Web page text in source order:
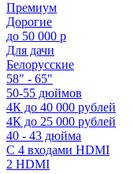
Премиум
Дорогие
до 50 000 р
Для дачи
Белорусские
58" - 65"
50-55 дюймов
4К до 40 000 рублей
4К до 25 000 рублей
40 - 43 дюйма
С 4 входами HDMI
2 HDMI